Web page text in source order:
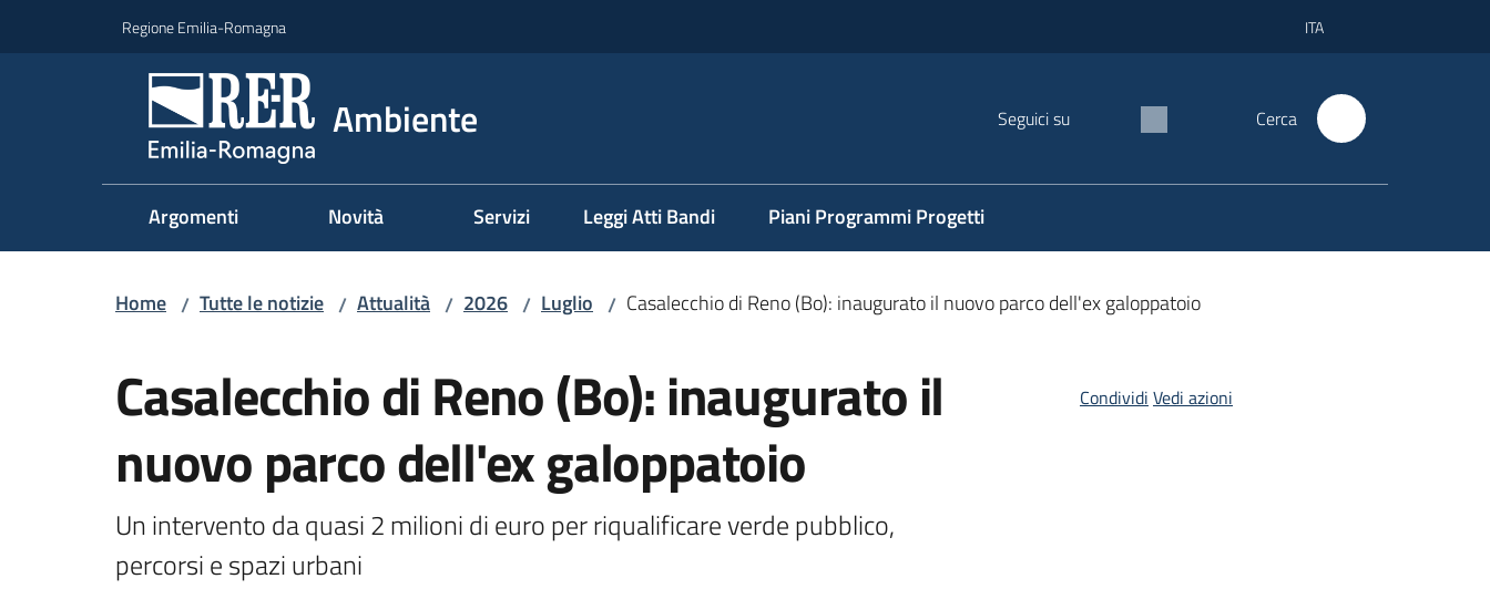
Regione Emilia-Romagna ITA
Ambiente Seguici su Cerca
Argomenti Novità Servizi Leggi Atti Bandi Piani Programmi Progetti
Home / Tutte le notizie / Attualità / 2026 / Luglio / Casalecchio di Reno (Bo): inaugurato il nuovo parco dell'ex galoppatoio
Casalecchio di Reno (Bo): inaugurato il
nuovo parco dell'ex galoppatoio
Un intervento da quasi 2 milioni di euro per riqualificare verde pubblico,
percorsi e spazi urbani
Condividi Vedi azioni